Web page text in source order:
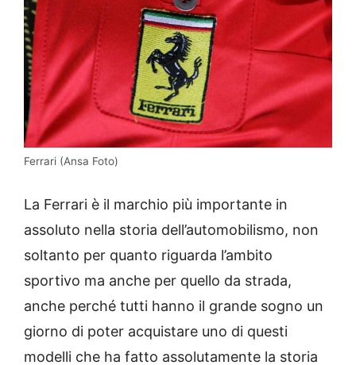
Ferrari (Ansa Foto)
La Ferrari è il marchio più importante in
assoluto nella storia dell’automobilismo, non
soltanto per quanto riguarda l’ambito
sportivo ma anche per quello da strada,
anche perché tutti hanno il grande sogno un
giorno di poter acquistare uno di questi
modelli che ha fatto assolutamente la storia